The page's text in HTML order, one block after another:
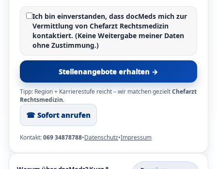
Ich bin einverstanden, dass docMeds mich zur
Vermittlung von Chefarzt Rechtsmedizin
kontaktiert. (Keine Weitergabe meiner Daten
ohne Zustimmung.)
Stellenangebote erhalten →
Tipp: Region + Karrierestufe reicht – wir matchen gezieltChefarzt
Rechtsmedizin.
☎︎ Sofort anrufen
Kontakt:069 34878788•Datenschutz•Impressum